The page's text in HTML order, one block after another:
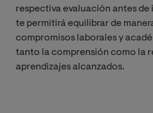
respectiva evaluación antes de
te permitirá equilibrar de
compromisos laborales y
tanto la comprensión como la
aprendizajes alcanzados.